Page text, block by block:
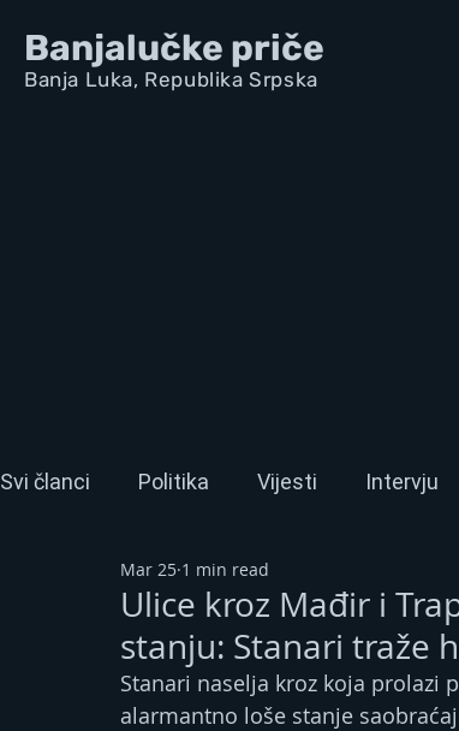
Banjalučke priče
Banja Luka, Republika Srpska
Svi članci Politika Vijesti Intervju
Ulice kroz Mađir i
stanju: Stanari traže
Mar 25 1 min read
Stanari naselja kroz koja prolazi
alarmantno loše stanje